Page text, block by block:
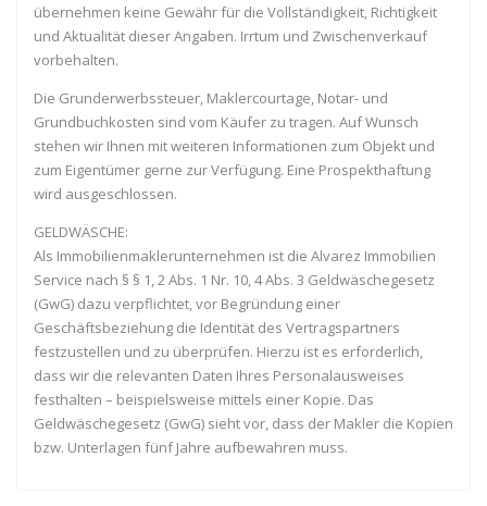
übernehmen keine Gewähr für die Vollständigkeit, Richtigkeit
und Aktualität dieser Angaben. Irrtum und Zwischenverkauf
vorbehalten.
Die Grunderwerbssteuer, Maklercourtage, Notar- und
Grundbuchkosten sind vom Käufer zu tragen. Auf Wunsch
stehen wir Ihnen mit weiteren Informationen zum Objekt und
zum Eigentümer gerne zur Verfügung. Eine Prospekthaftung
wird ausgeschlossen.
GELDWÄSCHE:
Als Immobilienmaklerunternehmen ist die Alvarez Immobilien
Service nach § § 1, 2 Abs. 1 Nr. 10, 4 Abs. 3 Geldwäschegesetz
(GwG) dazu verpflichtet, vor Begründung einer
Geschäftsbeziehung die Identität des Vertragspartners
festzustellen und zu überprüfen. Hierzu ist es erforderlich,
dass wir die relevanten Daten Ihres Personalausweises
festhalten – beispielsweise mittels einer Kopie. Das
Geldwäschegesetz (GwG) sieht vor, dass der Makler die Kopien
bzw. Unterlagen fünf Jahre aufbewahren muss.